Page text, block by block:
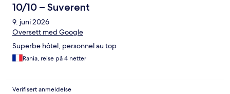
10/10 – Suverent
9. juni 2026
Oversett med Google
Superbe hôtel, personnel au top
Rania, reise på 4 netter
Verifisert anmeldelse